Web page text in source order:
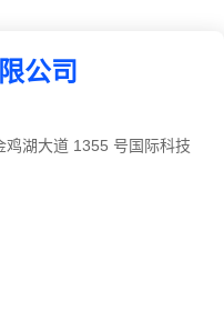
公司
湖大道 1355 号国际科技